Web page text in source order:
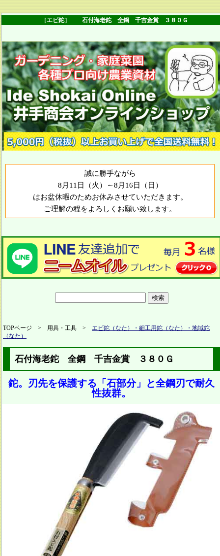
［エビ鉈］ 石付海老鉈 全鋼 千吉金賞 ３８０Ｇ
誠に勝手ながら
8月11日（火）～8月16日（日）
はお盆休暇のためお休みさせていただきます。
ご理解の程をよろしくお願い致します。
TOPページ > 用具・工具 > エビ鉈（なた）・細工用鉈（なた）・地域鉈
（なた）
石付海老鉈 全鋼 千吉金賞 ３８０Ｇ
鉈。刃先を保護する「石部分」と全鋼刃で耐久
性抜群。